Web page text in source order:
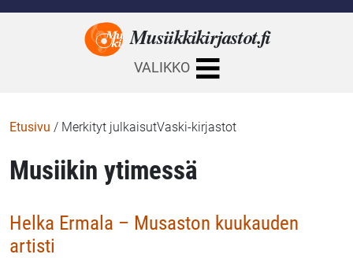
Musiikkikirjastot.fi
VALIKKO
Etusivu / Merkityt julkaisutVaski-kirjastot
Musiikin ytimessä
Helka Ermala – Musaston kuukauden
artisti